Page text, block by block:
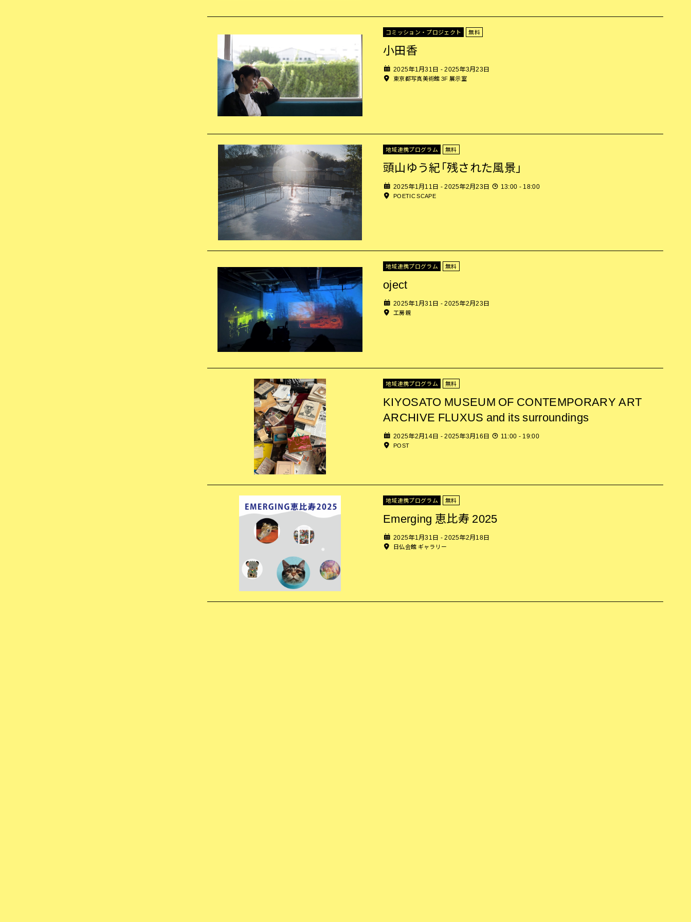
コミッション・プロジェクト 無料
小田香
2025年1月31日 - 2025年3月23日
東京都写真美術館 3F 展示室
地域連携プログラム 無料
頭山ゆう紀「残された風景」
2025年1月11日 - 2025年2月23日 13:00 - 18:00
POETIC SCAPE
地域連携プログラム 無料
oject
2025年1月31日 - 2025年2月23日
工房親
地域連携プログラム 無料
KIYOSATO MUSEUM OF CONTEMPORARY ART
ARCHIVE FLUXUS and its surroundings
2025年2月14日 - 2025年3月16日 11:00 - 19:00
POST
地域連携プログラム 無料
Emerging 恵比寿 2025
2025年1月31日 - 2025年2月18日
日仏会館 ギャラリー